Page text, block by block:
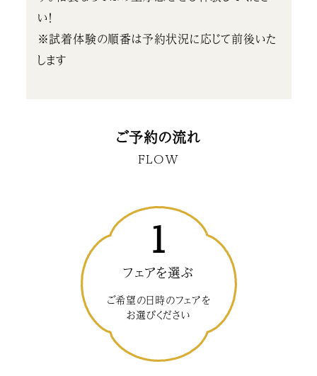
い！
※試着体験の順番は予約状況に応じて前後いた
します
ご予約の流れ
FLOW
1
フェアを選ぶ
ご希望の日時のフェアを
お選びください